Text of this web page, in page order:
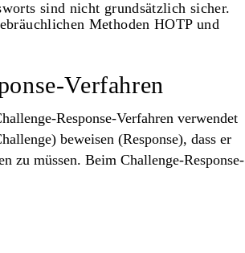
sind nicht grundsätzlich sicher.
Methoden HOTP und
Verfahren
Response-Verfahren verwendet
beweisen (Response), dass er
zu müssen. Beim Challenge-Response-